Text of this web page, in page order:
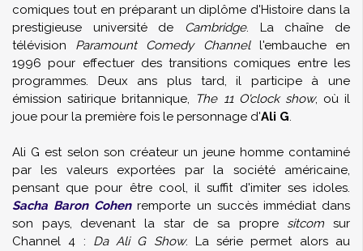
comiques tout en préparant un diplôme d'Histoire dans la
prestigieuse université de Cambridge. La chaîne de
télévision Paramount Comedy Channell'embauche en
1996 pour effectuer des transitions comiques entre les
programmes. Deux ans plus tard, il participe à une
émission satirique britannique, The 11 O'clock show, où il
joue pour la première fois le personnage d'Ali G.
Ali G est selon son créateur un jeune homme contaminé
par les valeurs exportées par la société américaine,
pensant que pour être cool, il suffit d'imiter ses idoles.
Sacha Baron Cohenremporte un succès immédiat dans
son pays, devenant la star de sa propre sitcom sur
Channel 4 : Da Ali G Show. La série permet alors au